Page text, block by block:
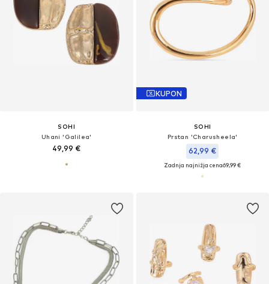
SOHI
Uhani 'Galilea'
49,99 €
KUPON
SOHI
Prstan 'Charusheela'
62,99 €
Zadnja najnižja cena69,99 €